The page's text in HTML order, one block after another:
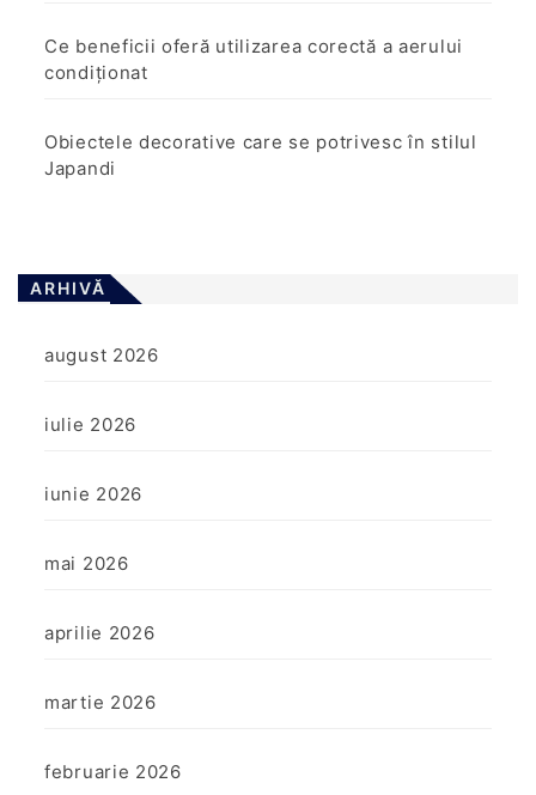
Ce beneficii oferă utilizarea corectă a aerului
condiționat
Obiectele decorative care se potrivesc în stilul
Japandi
ARHIVĂ
august 2026
iulie 2026
iunie 2026
mai 2026
aprilie 2026
martie 2026
februarie 2026